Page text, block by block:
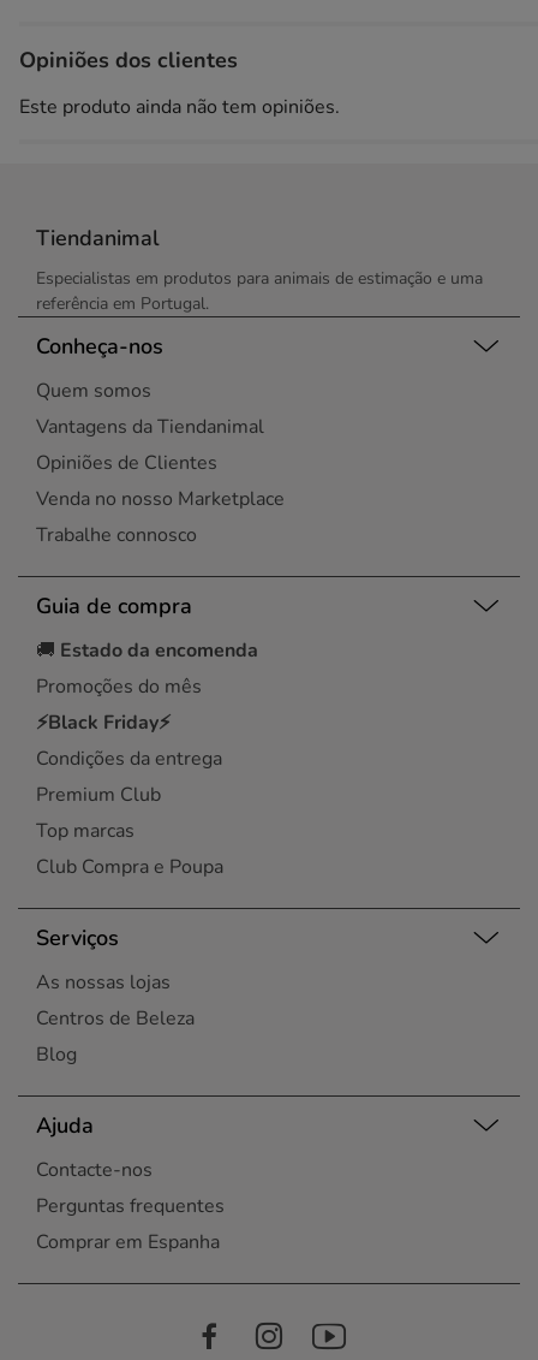
Opiniões dos clientes
Este produto ainda não tem opiniões.
Tiendanimal
Especialistas em produtos para animais de estimação e uma
referência em Portugal.
Conheça-nos
Quem somos
Vantagens da Tiendanimal
Opiniões de Clientes
Venda no nosso Marketplace
Trabalhe connosco
Guia de compra
🚚 Estado da encomenda
Promoções do mês
⚡Black Friday⚡
Condições da entrega
Premium Club
Top marcas
Club Compra e Poupa
Serviços
As nossas lojas
Centros de Beleza
Blog
Ajuda
Contacte-nos
Perguntas frequentes
Comprar em Espanha